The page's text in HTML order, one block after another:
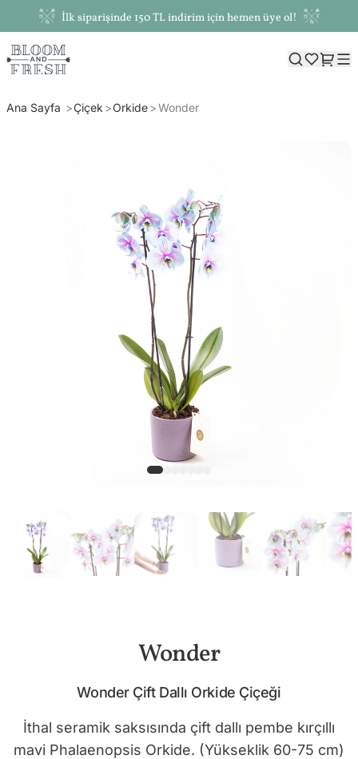
İlk siparişinde 150 TL indirim için hemen üye ol!
Ana Sayfa Çiçek Orkide Wonder
Wonder
Wonder Çift Dallı Orkide Çiçeği
İthal seramik saksısında çift dallı pembe kırçıllı
mavi Phalaenopsis Orkide. (Yükseklik 60-75 cm)